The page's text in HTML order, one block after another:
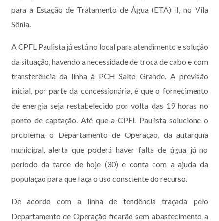
para a Estação de Tratamento de Água (ETA) II, no Vila
Sônia.
A CPFL Paulista já está no local para atendimento e solução
da situação, havendo a necessidade de troca de cabo e com
transferência da linha à PCH Salto Grande. A previsão
inicial, por parte da concessionária, é que o fornecimento
de energia seja restabelecido por volta das 19 horas no
ponto de captação. Até que a CPFL Paulista solucione o
problema, o Departamento de Operação, da autarquia
municipal, alerta que poderá haver falta de água já no
período da tarde de hoje (30) e conta com a ajuda da
população para que faça o uso consciente do recurso.
De acordo com a linha de tendência traçada pelo
Departamento de Operação ficarão sem abastecimento a